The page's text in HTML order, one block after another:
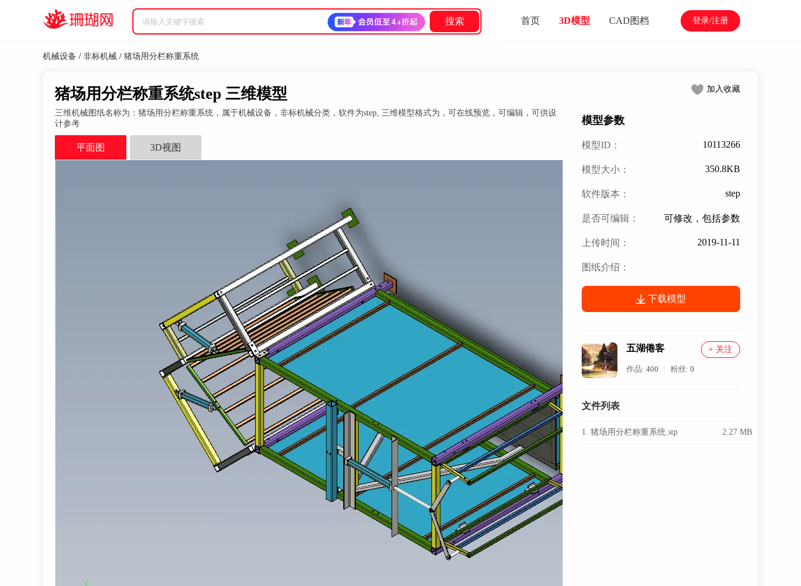
搜索 首页 3D模型 CAD图档 登录/注册
机械设备 / 非标机械 / 猪场用分栏称重系统
猪场用分栏称重系统step 三维模型
三维机械图纸名称为：猪场用分栏称重系统，属于机械设备，非标机械分类，软件为step, 三维模型格式为，可在线预览，可编辑，可供设
计参考
平面图 3D视图
加入收藏
模型参数
模型ID： 10113266
模型大小： 350.8KB
软件版本： step
是否可编辑： 可修改，包括参数
上传时间： 2019-11-11
图纸介绍：
下载模型
五湖倦客
作品:400 粉丝:0
+ 关注
文件列表
1. 猪场用分栏称重系统.stp 2.27 MB